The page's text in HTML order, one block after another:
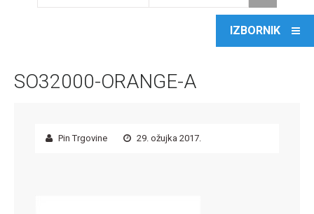
SO32000-ORANGE-A
Pin Trgovine 29. ožujka 2017.